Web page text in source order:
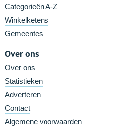
Categorieën A-Z
Winkelketens
Gemeentes
Over ons
Over ons
Statistieken
Adverteren
Contact
Algemene voorwaarden